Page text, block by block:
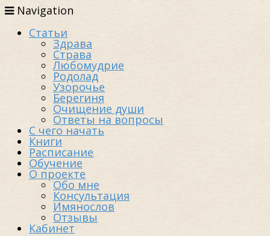
Navigation
Статьи
Здрава
Страва
Любомудрие
Родолад
Узорочье
Берегиня
Очищение души
Ответы на вопросы
С чего начать
Книги
Расписание
Обучение
О проекте
Обо мне
Консультация
Имянослов
Отзывы
Кабинет